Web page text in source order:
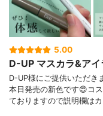
5.00
D-UP マスカラ&ア
D-UP様にご提供いただき
本日発売の新色です😍コ
ておりますので説明欄は